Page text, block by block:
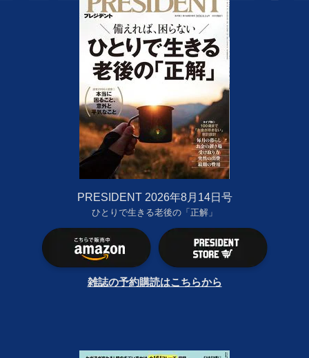
PRESIDENT 2026年8月14日号
ひとりで生きる老後の「正解」
雑誌の予約購読はこちらから